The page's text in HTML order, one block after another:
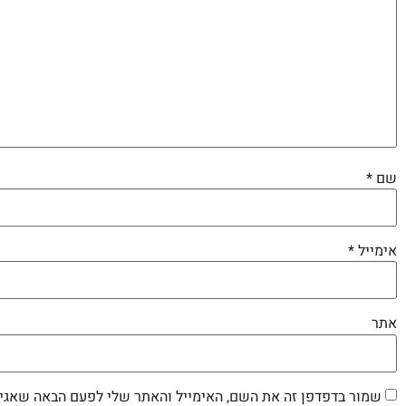
שם *
אימייל*
אתר
שמור בדפדפן זה את השם, האימייל והאתר שלי לפעם הבאה